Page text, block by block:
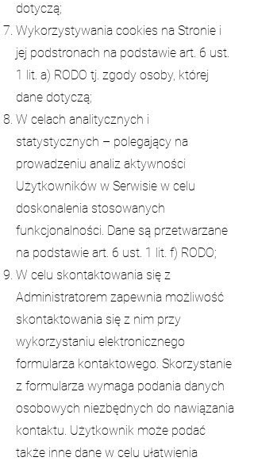
dotyczą;
Wykorzystywania cookies na Stronie i
jej podstronach na podstawie art. 6 ust.
1 lit. a) RODO tj. zgody osoby, której
dane dotyczą;
W celach analitycznych i
statystycznych – polegający na
prowadzeniu analiz aktywności
Użytkowników w Serwisie w celu
doskonalenia stosowanych
funkcjonalności. Dane są przetwarzane
na podstawie art. 6 ust. 1 lit. f) RODO;
W celu skontaktowania się z
Administratorem zapewnia możliwość
skontaktowania się z nim przy
wykorzystaniu elektronicznego
formularza kontaktowego. Skorzystanie
z formularza wymaga podania danych
osobowych niezbędnych do nawiązania
kontaktu. Użytkownik może podać
także inne dane w celu ułatwienia